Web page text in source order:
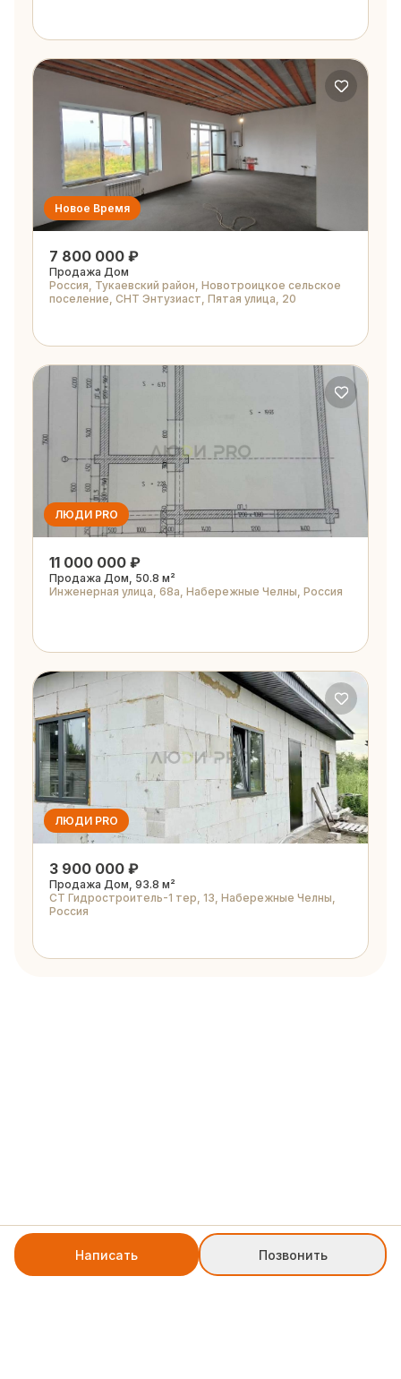
Написать Позвонить
Новое Время
7 800 000 ₽
Продажа Дом
Россия, Тукаевский район, Новотроицкое сельское
поселение, СНТ Энтузиаст, Пятая улица, 20
ЛЮДИ PRO
11 000 000 ₽
Продажа Дом, 50.8 м²
Инженерная улица, 68а, Набережные Челны, Россия
ЛЮДИ PRO
3 900 000 ₽
Продажа Дом, 93.8 м²
СТ Гидростроитель-1 тер, 13, Набережные Челны,
Россия